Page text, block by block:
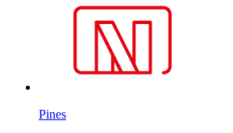
Pines